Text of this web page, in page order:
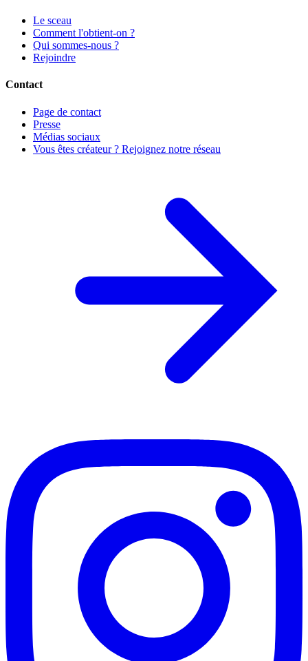
Le sceau
Comment l'obtient-on ?
Qui sommes-nous ?
Rejoindre
Contact
Page de contact
Presse
Médias sociaux
Vous êtes créateur ? Rejoignez notre réseau